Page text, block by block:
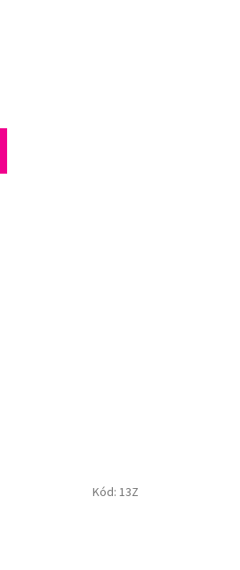
Kód: 13Z